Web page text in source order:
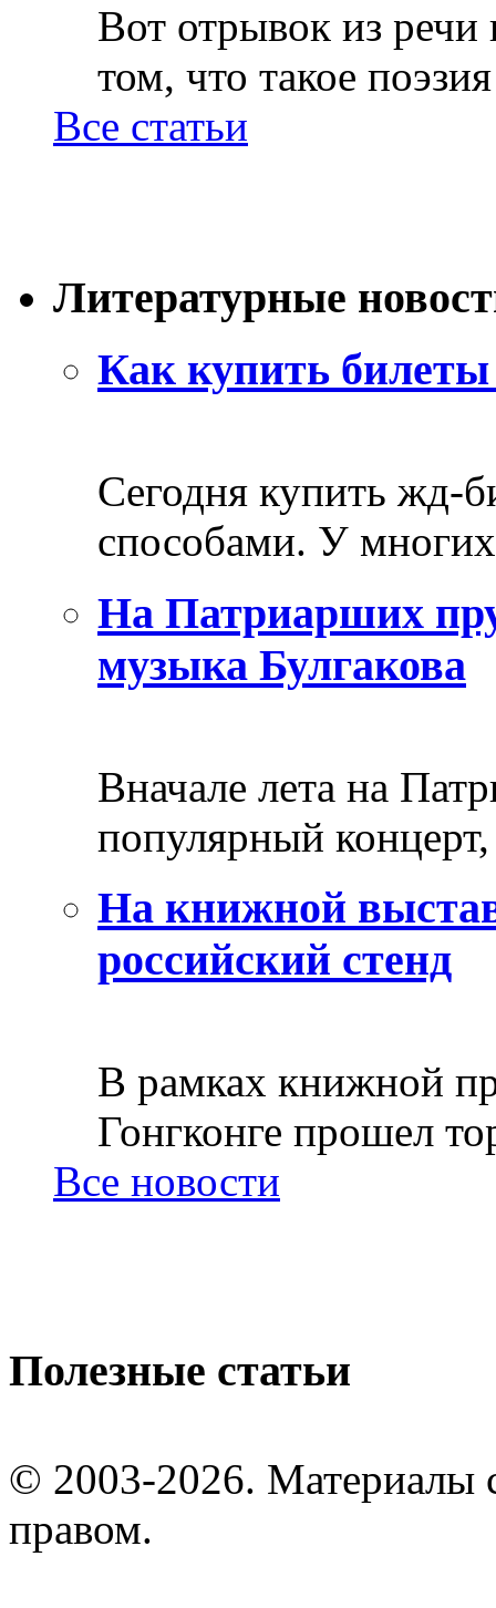
Вот отрывок из
том, что такое
Все статьи
Литературные
Как купить билеты
Сегодня купить жд-
способами. У
На Патриарших
музыка Булгакова
Вначале лета на
популярный
На книжной
российский стенд
В рамках книжной
Гонгконге прошел
Все новости
Полезные статьи
© 2003-2026. Материалы
правом.